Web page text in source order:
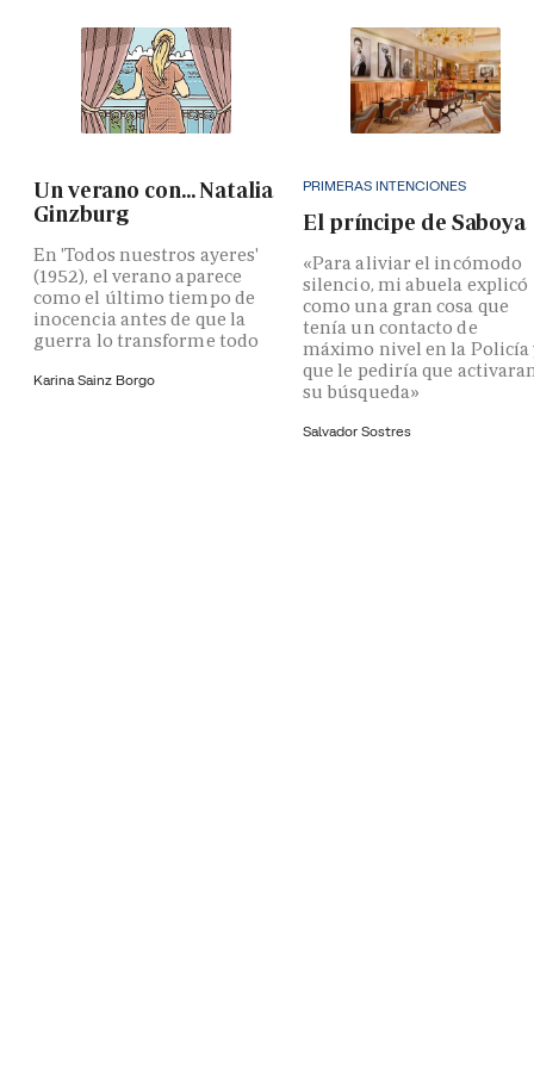
Un verano con... Natalia
Ginzburg
En 'Todos nuestros ayeres'
(1952), el verano aparece
como el último tiempo de
inocencia antes de que la
guerra lo transforme todo
Karina Sainz Borgo
PRIMERAS INTENCIONES
El príncipe de Saboya
«Para aliviar el incómodo
silencio, mi abuela explicó
como una gran cosa que
tenía un contacto de
máximo nivel en la Policía
que le pediría que
su búsqueda»
Salvador Sostres